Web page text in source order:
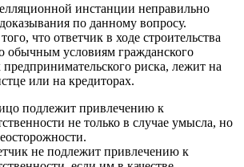
инстанции неправильно
по данному вопросу.
что ответчик в ходе строительства
обычным условиям гражданского
предпринимательского риска, лежит на
или на кредиторах.
подлежит привлечению к
не только в случае умысла, но
не подлежит привлечению к